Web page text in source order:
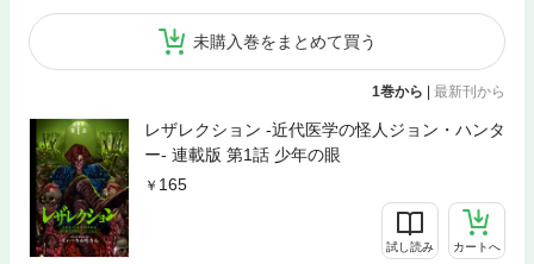
未購入巻をまとめて買う
1巻から | 最新刊から
レザレクション -近代医学の怪人ジョン・ハンタ
ー- 連載版 第1話 少年の眼
165
試し読み カートへ